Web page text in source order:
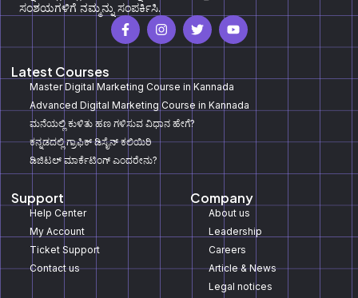
ಸಂಶಯಗಳಿಗೆ ನಮ್ಮನ್ನು ಸಂಪರ್ಕಿಸಿ.
Latest Courses
Master Digital Marketing Course in Kannada
Advanced Digital Marketing Course in Kannada
ಮನೆಯಲ್ಲಿ ಕುಳಿತು ಹಣ ಗಳಿಸುವ ವಿಧಾನ ಹೇಗೆ?
ಕನ್ನಡದಲ್ಲಿ ಗ್ರಾಫಿಕ್‌ ಡಿಸೈನ್‌ ಕಲಿಯಿರಿ
ಡಿಜಿಟಲ್‌ ಮಾರ್ಕೆಟಿಂಗ್‌ ಎಂದರೇನು?
Support
Help Center
My Account
Ticket Support
Contact us
Company
About us
Leadership
Careers
Article & News
Legal notices